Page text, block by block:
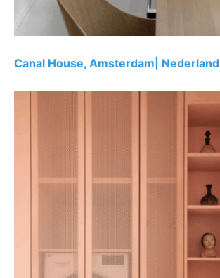
Canal House, Amsterdam| Nederland